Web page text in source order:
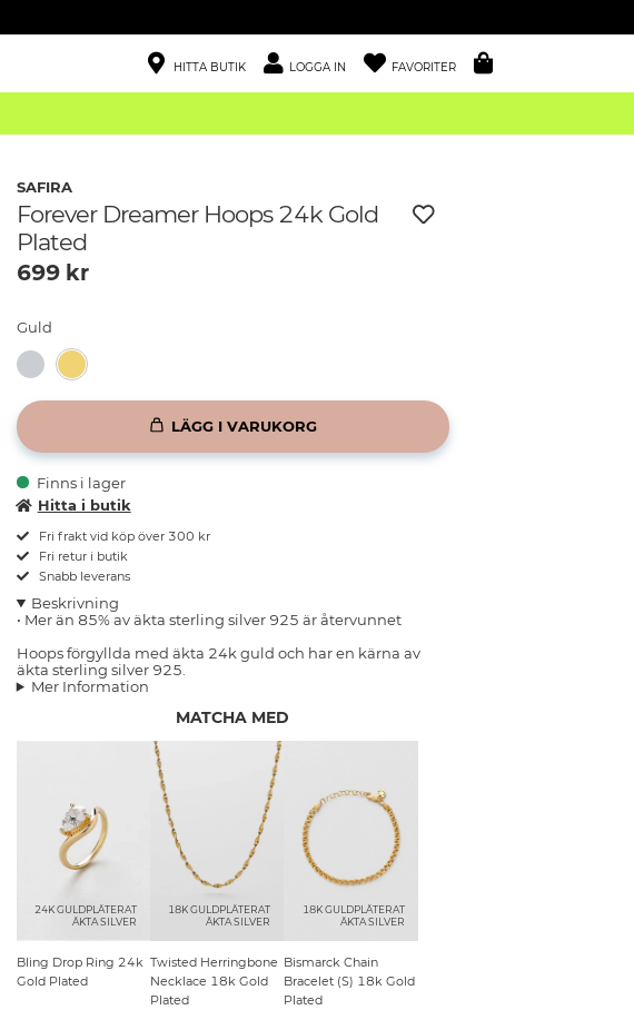
HITTA BUTIK LOGGA IN FAVORITER
SAFIRA
Forever Dreamer Hoops 24k Gold
Plated
699kr
Guld
LÄGG I VARUKORG
Finns i lager
Hitta i butik
Fri frakt vid köp över 300 kr
Fri retur i butik
Snabb leverans
Beskrivning
• Mer än 85% av äkta sterling silver 925 är återvunnet
Hoops förgyllda med äkta 24k guld och har en kärna av
äkta sterling silver 925.
Mer Information
MATCHA MED
24K GULDPLÄTERAT
ÄKTA SILVER
Bling Drop Ring 24k
Gold Plated
18K GULDPLÄTERAT
ÄKTA SILVER
Twisted Herringbone
Necklace 18k Gold
Plated
18K GULDPLÄTERAT
ÄKTA SILVER
Bismarck Chain
Bracelet (S) 18k Gold
Plated